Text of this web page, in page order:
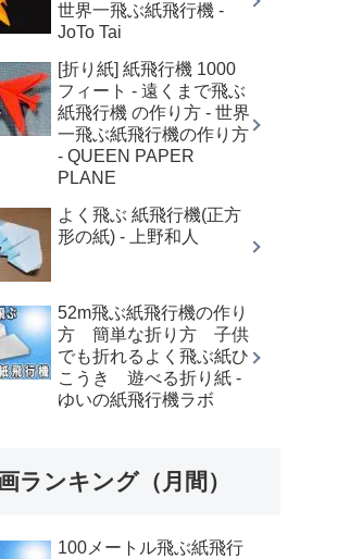
世界一飛ぶ紙飛行機 -
JoTo Tai
[折り紙] 紙飛行機 1000
フィート - 遠くまで飛ぶ
紙飛行機 の作り方 - 世界
一飛ぶ紙飛行機の作り方
- QUEEN PAPER
PLANE
よく飛ぶ 紙飛行機(正方
形の紙) - 上野和人
52m飛ぶ紙飛行機の作り
方 簡単な折り方 子供
でも折れるよく飛ぶ紙ひ
こうき 遊べる折り紙 -
ゆいの紙飛行機ラボ
ランキング（月間）
100メートル飛ぶ紙飛行